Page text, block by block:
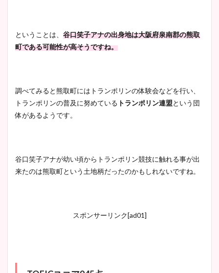
ということは、 谷口笑子アナの出身地は大阪府泉南郡の熊取
町である可能性が高そうですね。
調べてみると熊取町にはトランポリンの体験会などを行い、
トランポリンの普及に努めている トランポリン連盟という団
体があるようです。
谷口笑子アナが幼い頃からトランポリン競技に触れる事が出
来たのは熊取町という土地柄だったのかもしれないですね。
スポンサーリンク[ad01]